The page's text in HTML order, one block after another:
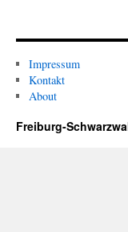
Impressum
Kontakt
About
Freiburg-